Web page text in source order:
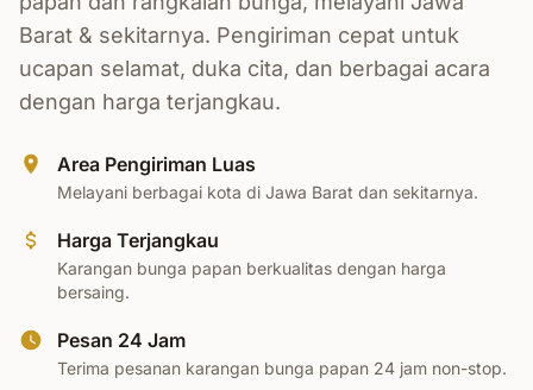
Barat & sekitarnya. Pengiriman cepat untuk
ucapan selamat, duka cita, dan berbagai acara
dengan harga terjangkau.
Area Pengiriman Luas
Melayani berbagai kota di Jawa Barat dan sekitarnya.
Harga Terjangkau
Karangan bunga papan berkualitas dengan harga
bersaing.
Pesan 24 Jam
Terima pesanan karangan bunga papan 24 jam non-stop.